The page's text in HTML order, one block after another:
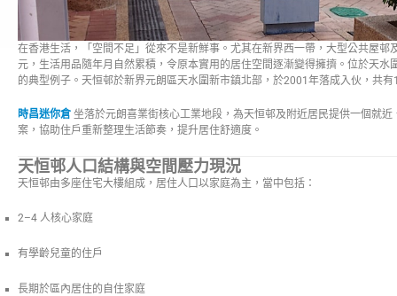
在香港生活，「空間不足」從來不是新鮮事。尤其在新界西一帶，大型公共屋邨
元，生活用品隨年月自然累積，令原本實用的居住空間逐漸變得擁擠。位於天水
的典型例子。天恒邨於新界元朗區天水圍新市鎮北部，於2001年落成入伙，共有
時昌迷你倉 坐落於元朗喜業街核心工業地段，為天恒邨及附近居民提供一個就
案，協助住戶重新整理生活節奏，提升居住舒適度。
天恒邨人口結構與空間壓力現況
天恒邨由多座住宅大樓組成，居住人口以家庭為主，當中包括：
2–4 人核心家庭
有學齡兒童的住戶
長期於區內居住的自住家庭